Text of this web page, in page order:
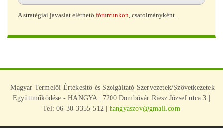
A stratégiai javaslat elérhető fórumunkon, csatolmányként.
Magyar Termelői Értékesítő és Szolgáltató Szervezetek/Szövetkezetek
Együttműködése - HANGYA | 7200 Dombóvár Riesz József utca 3.|
Tel: 06-30-3355-512 | hangyaszov@gmail.com